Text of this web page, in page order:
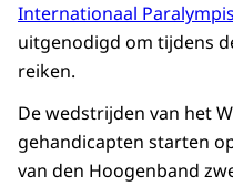
Internationaal
uitgenodigd om tijdens
reiken.
De wedstrijden van het
gehandicapten starten
van den Hoogenband